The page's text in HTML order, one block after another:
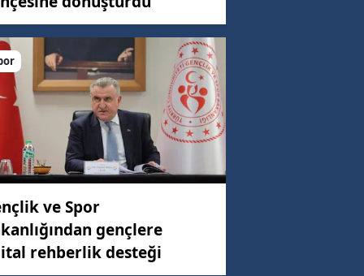
km/h
km/h
ve Spor
gençlere
rehberlik desteği